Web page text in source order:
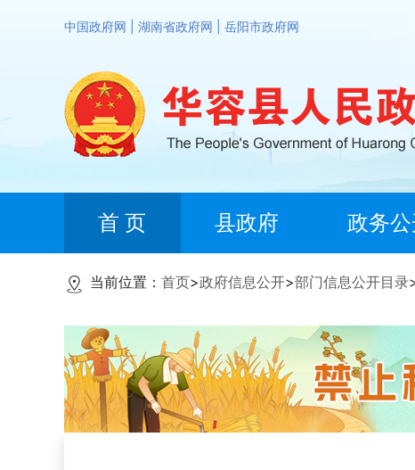
中国政府网 湖南省政府网 岳阳市政府网
首 页 县政府 政务
当前位置： 首页>政府信息公开>部门信息公开目录